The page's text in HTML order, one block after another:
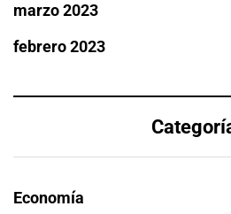
marzo 2023
febrero 2023
Economía